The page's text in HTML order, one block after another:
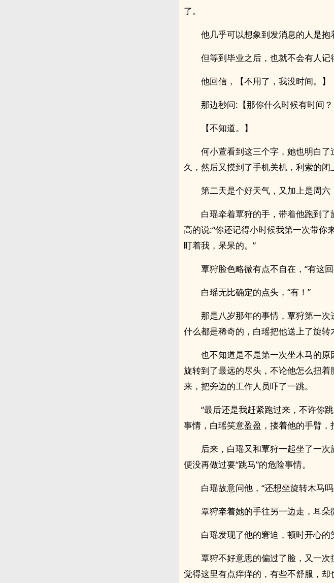
了。
他几乎可以想象到发消息的人是抱
但等到毕业之后，也就不会有人记
他回信，【不用了，我没时间。】
那边秒问:【那你什么时候有时间？
【不知道。】
何小萱看到这三个字，她也明白
久，然后又摸到了手机关机，利索的闭
第二天是个好天气，又加上是周六
白瑶牵着覃狩的手，带着他跑到
高的说:“你还记得小时候我第一次带你
盯着我，呆呆的。”
覃狩脸色略微有点不自在，“有这
白瑶无比确定的点头，“有！”
那是八岁那年的事情，覃狩第一
什么都是稀奇的，白瑶把他送上了旋转
也不知道是不是第一次坐木马的
旋转到了最远的尽头，不论他怎么扭
来，把旁边的工作人员吓了一跳。
“最后还是我赶紧跑过来，不许你
事情，白瑶笑意盈盈，搂着他的手臂，
后来，白瑶又和覃狩一起坐了一
便没再做过要“跳马”的危险事情。
白瑶故意问他，“还想坐旋转木马
覃狩牵着她的手往另一边走，耳朵
白瑶发现了他的窘迫，顿时开心的
覃狩不好意思的偏过了脸，又一
觉得这里有点痒痒的，有些不舒服，